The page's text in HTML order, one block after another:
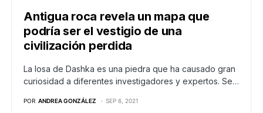
Antigua roca revela un mapa que
podría ser el vestigio de una
civilización perdida
La losa de Dashka es una piedra que ha causado gran
curiosidad a diferentes investigadores y expertos. Se…
POR ANDREA GONZÁLEZ SEP 6, 2021